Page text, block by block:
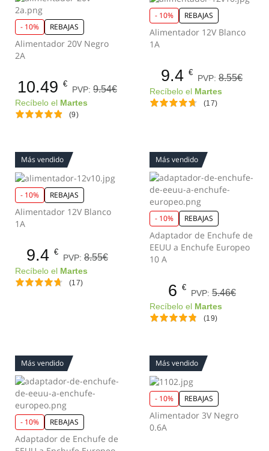
- 10% REBAJAS
Alimentador 20V Negro
2A
10.49 €
PVP: 9.54€
Recíbelo el Martes
(9)
- 10% REBAJAS
Alimentador 12V Blanco
1A
9.4 €
PVP: 8.55€
Recíbelo el Martes
(17)
Más vendido
- 10% REBAJAS
Alimentador 12V Blanco
1A
9.4 €
PVP: 8.55€
Recíbelo el Martes
(17)
Más vendido
- 10% REBAJAS
Adaptador de Enchufe de
EEUU a Enchufe Europeo
10 A
6 €
PVP: 5.46€
Recíbelo el Martes
(19)
Más vendido
- 10% REBAJAS
Adaptador de Enchufe de
Más vendido
- 10% REBAJAS
Alimentador 3V Negro
0.6A